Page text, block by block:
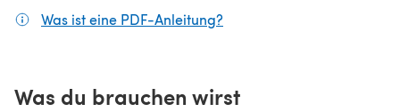
Was ist eine PDF-Anleitung?
Was du brauchen wirst